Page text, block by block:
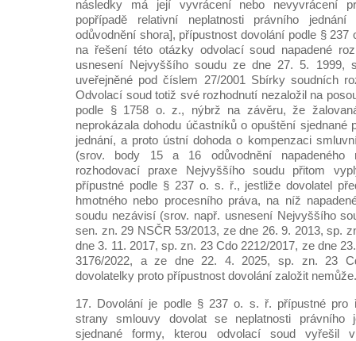
následky má její vyvrácení nebo nevyvrácení
popřípadě relativní neplatnosti právního
odůvodnění shora], přípustnost dovolání podle § 237
na řešení této otázky odvolací soud napadené
usnesení Nejvyššího soudu ze dne 27. 5. 1999,
uveřejněné pod číslem 27/2001 Sbírky soudních
Odvolací soud totiž své rozhodnutí nezaložil na
podle § 1758 o. z., nýbrž na závěru, že
neprokázala dohodu účastníků o opuštění sjednané
jednání, a proto ústní dohoda o kompenzaci
(srov. body 15 a 16 odůvodnění napadeného
rozhodovací praxe Nejvyššího soudu přitom
přípustné podle § 237 o. s. ř., jestliže dovolatel
hmotného nebo procesního práva, na níž
soudu nezávisí (srov. např. usnesení Nejvyššího
sen. zn. 29 NSČR 53/2013, ze dne 26. 9. 2013, sp.
dne 3. 11. 2017, sp. zn. 23 Cdo 2212/2017, ze dne
3176/2022, a ze dne 22. 4. 2025, sp. zn. 23
dovolatelky proto přípustnost dovolání založit nemůže.
17. Dovolání je podle § 237 o. s. ř. přípustné pro
strany smlouvy dovolat se neplatnosti právního
sjednané formy, kterou odvolací soud vyřešil